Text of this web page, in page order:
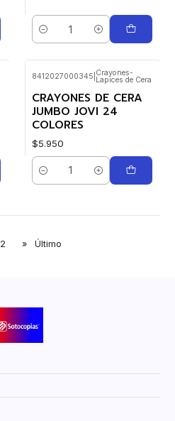
Cantidad
8412027000345 Crayones-
Lapices de Cera
CRAYONES DE CERA
JUMBO JOVI 24
COLORES
$5.950
Cantidad
2 » Último